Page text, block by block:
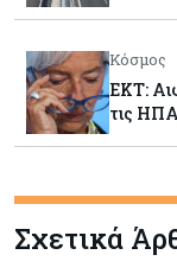
Κόσμος
ΕΚΤ:
τις ΗΠΑ
ΤΕΠΑΚ
Σχετικά